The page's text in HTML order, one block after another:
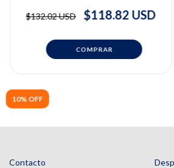
10% OFF
$132.02 USD $118.82 USD
Contacto